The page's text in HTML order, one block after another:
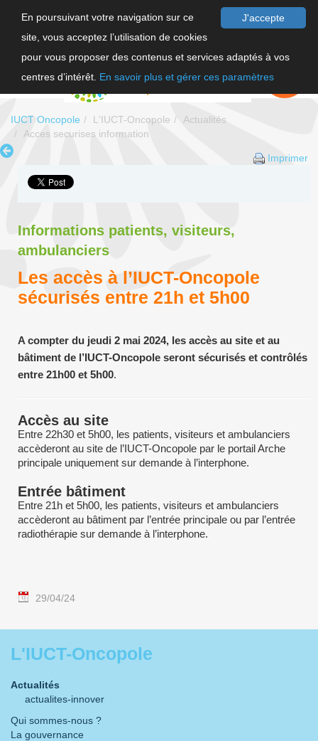
J'accepte
En poursuivant votre navigation sur ce
site, vous acceptez l’utilisation de cookies
pour vous proposer des contenus et services adaptés à vos
centres d’intérêt. En savoir plus et gérer ces paramètres
FAIRE UN
DON
IUCT Oncopole L'IUCT-Oncopole
Actualités
Acces securises information
Imprimer
Informations patients, visiteurs,
ambulanciers
Les accès à l’IUCT-Oncopole
sécurisés entre 21h et 5h00
A compter du jeudi 2 mai 2024, les accès au site et au
bâtiment de l’IUCT-Oncopole seront sécurisés et contrôlés
entre 21h00 et 5h00.
Accès au site
Entre 22h30 et 5h00, les patients, visiteurs et ambulanciers
accèderont au site de l’IUCT-Oncopole par le portail Arche
principale uniquement sur demande à l’interphone.
Entrée bâtiment
Entre 21h et 5h00, les patients, visiteurs et ambulanciers
accèderont au bâtiment par l’entrée principale ou par l’entrée
radiothérapie sur demande à l’interphone.
29/04/24
L'IUCT-Oncopole
Actualités
actualites-innover
Qui sommes-nous ?
La gouvernance